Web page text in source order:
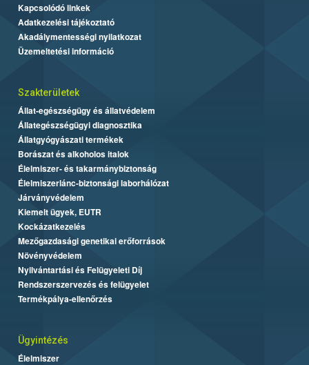
Kapcsolódó linkek
Adatkezelési tájékoztató
Akadálymentességi nyilatkozat
Üzemeltetési információ
Szakterületek
Állat-egészségügy és állatvédelem
Állategészségügyi diagnosztika
Állatgyógyászati termékek
Borászat és alkoholos italok
Élelmiszer- és takarmánybiztonság
Élelmiszerlánc-biztonsági laborhálózat
Járványvédelem
Kiemelt ügyek, EUTR
Kockázatkezelés
Mezőgazdasági genetikai erőforrások
Növényvédelem
Nyilvántartási és Felügyeleti Díj
Rendszerszervezés és felügyelet
Termékpálya-ellenőrzés
Ügyintézés
Élelmiszer